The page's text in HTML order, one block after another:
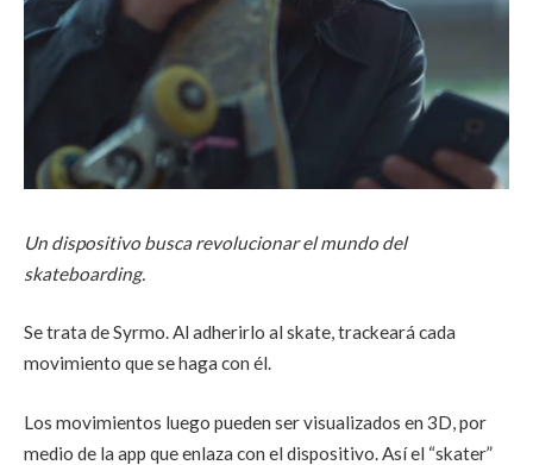
Un dispositivo busca revolucionar el mundo del
skateboarding.
Se trata de Syrmo. Al adherirlo al skate, trackeará cada
movimiento que se haga con él.
Los movimientos luego pueden ser visualizados en 3D, por
medio de la app que enlaza con el dispositivo. Así el “skater”